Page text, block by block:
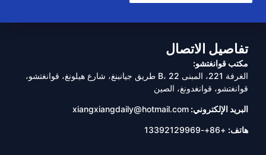
تفاصيل الاتصال
مكتب قوانغتشو:
الغرفة 221، المبنى B، 22 طريق جيانبنغ، شارع هيلونغ، قوانغتشو،
قوانغتشو، قوانغدونغ، الصين
البريد الإلكتروني: xiangxiangdaily@hotmail.com
هاتف: +86+-13392129969